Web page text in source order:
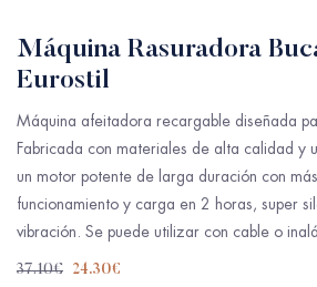
Máquina Rasuradora
Eurostil
Máquina afeitadora recargable diseñada
Fabricada con materiales de alta calidad y
un motor potente de larga duración con
funcionamiento y carga en 2 horas, super
vibración. Se puede utilizar con cable o
37.10€ 24.30€